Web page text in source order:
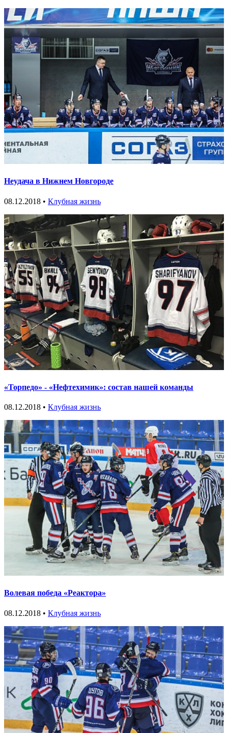
Неудача в Нижнем Новгороде
08.12.2018 • Клубная жизнь
«Торпедо» - «Нефтехимик»: состав нашей команды
08.12.2018 • Клубная жизнь
Волевая победа «Реактора»
08.12.2018 • Клубная жизнь